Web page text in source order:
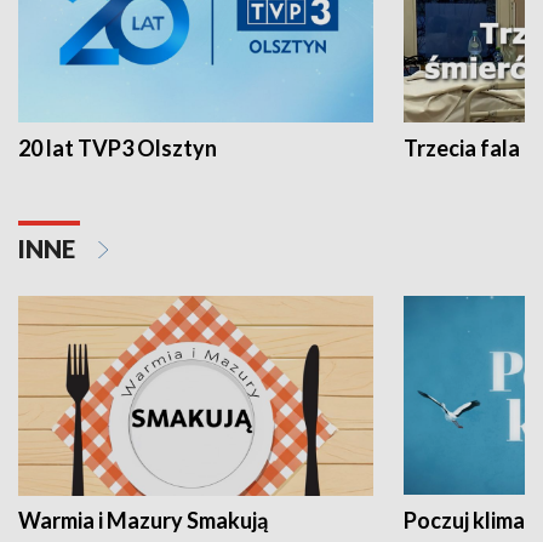
20 lat TVP3 Olsztyn Trzecia fala -
INNE
Warmia i Mazury Smakują Poczuj klimat